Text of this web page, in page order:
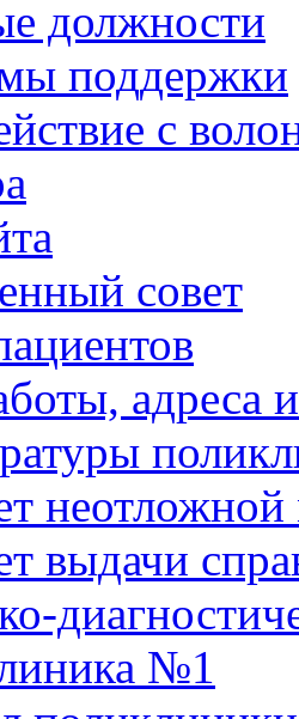
должности
поддержки
с
совет
адреса
выдачи
№1